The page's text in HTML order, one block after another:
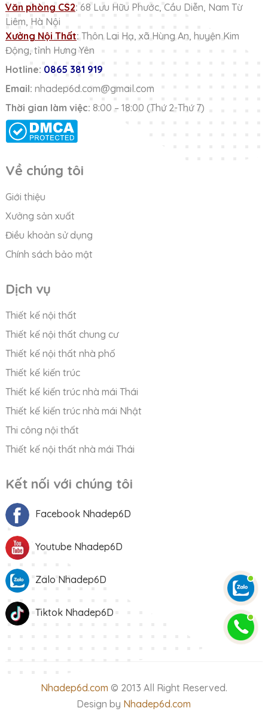
Văn phòng CS2: 68 Lưu Hữu Phước, Cầu Diễn, Nam Từ
Liêm, Hà Nội
Xưởng Nội Thất: Thôn Lai Hạ, xã Hùng An, huyện Kim
Động, tỉnh Hưng Yên
Hotline: 0865 381 919
Email: nhadep6d.com@gmail.com
Thời gian làm việc: 8:00 – 18:00 (Thứ 2-Thứ 7)
Về chúng tôi
Giới thiệu
Xưởng sản xuất
Điều khoản sử dụng
Chính sách bảo mật
Dịch vụ
Thiết kế nội thất
Thiết kế nội thất chung cư
Thiết kế nội thất nhà phố
Thiết kế kiến trúc
Thiết kế kiến trúc nhà mái Thái
Thiết kế kiến trúc nhà mái Nhật
Thi công nội thất
Thiết kế nội thất nhà mái Thái
Kết nối với chúng tôi
Facebook Nhadep6D
Youtube Nhadep6D
Zalo Nhadep6D
Tiktok Nhadep6D
Nhadep6d.com © 2013 All Right Reserved.
Design by Nhadep6d.com